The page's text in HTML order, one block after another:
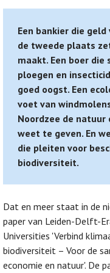
Een bankier die
de tweede plaats
maakt. Een boer
ploegen en
goed oogst. Een
voet van
Noordzee de natuur
weet te geven. En
die pleiten voor
biodiversiteit.
Dat en meer staat in de
paper van Leiden-Delft-
Universities 'Verbind
biodiversiteit – Voor de
economie en natuur'. De